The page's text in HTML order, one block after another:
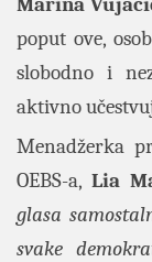
poput ove,
slobodno i
aktivno
Menadžerka
OEBS-a, Lia
glasa
svake